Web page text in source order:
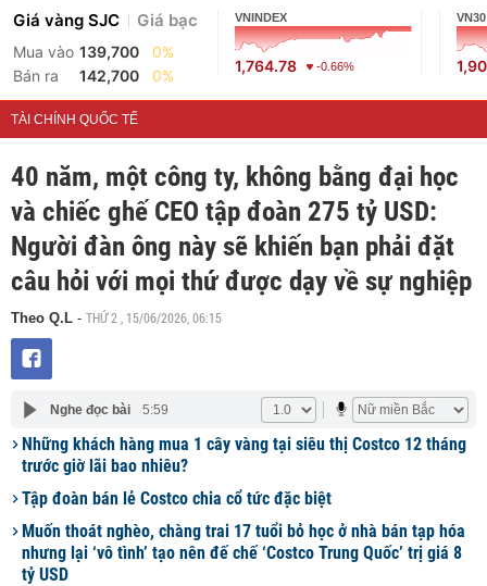
Giá vàng SJC Giá bạc
Mua vào 139,700
0%
Bán ra
142,700 0%
VNINDEX
1,764.78 -0.66%
VN30
TÀI CHÍNH QUỐC TẾ
40 năm, một công ty, không bằng đại học
và chiếc ghế CEO tập đoàn 275 tỷ USD:
Người đàn ông này sẽ khiến bạn phải đặt
câu hỏi với mọi thứ được dạy về sự nghiệp
Theo Q.L - THỨ 2 , 15/06/2026, 06:15
Nghe đọc bài 5:59
Những khách hàng mua 1 cây vàng tại siêu thị Costco 12 tháng
trước giờ lãi bao nhiêu?
Tập đoàn bán lẻ Costco chia cổ tức đặc biệt
Muốn thoát nghèo, chàng trai 17 tuổi bỏ học ở nhà bán tạp hóa
nhưng lại ‘vô tình’ tạo nên đế chế ‘Costco Trung Quốc’ trị giá 8
tỷ USD